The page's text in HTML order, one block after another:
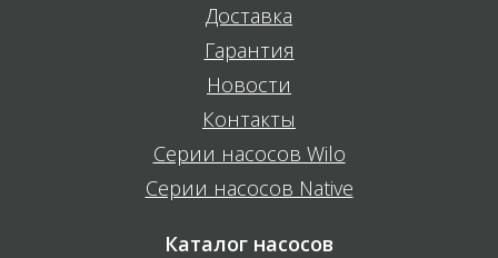
Доставка
Гарантия
Новости
Контакты
Серии насосов Wilo
Серии насосов Native
Каталог насосов